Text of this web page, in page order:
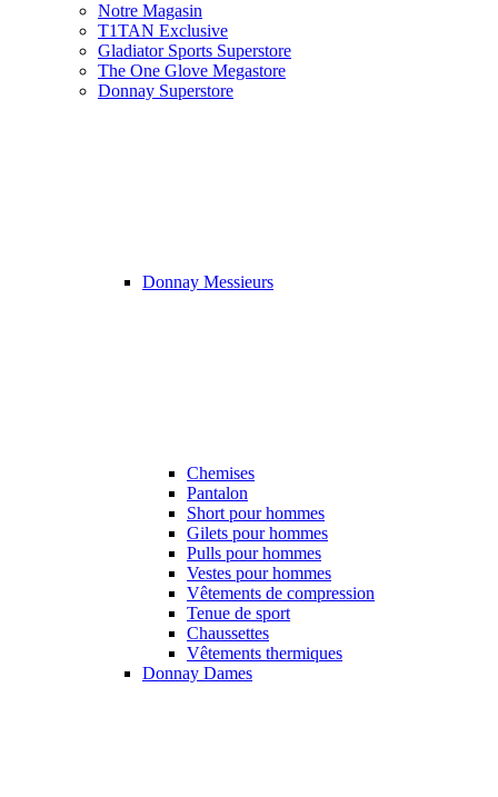
Notre Magasin
T1TAN Exclusive
Gladiator Sports Superstore
The One Glove Megastore
Donnay Superstore
Donnay Messieurs
Chemises
Pantalon
Short pour hommes
Gilets pour hommes
Pulls pour hommes
Vestes pour hommes
Vêtements de compression
Tenue de sport
Chaussettes
Vêtements thermiques
Donnay Dames